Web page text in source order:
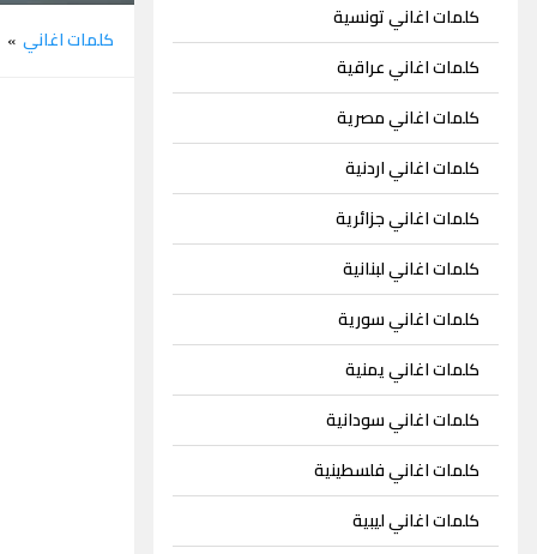
كلمات اغاني تونسية
كلمات اغاني عراقية
كلمات اغاني مصرية
كلمات اغاني اردنية
كلمات اغاني جزائرية
كلمات اغاني لبنانية
كلمات اغاني سورية
كلمات اغاني يمنية
كلمات اغاني سودانية
كلمات اغاني فلسطينية
كلمات اغاني ليبية
كلمات اغاني »